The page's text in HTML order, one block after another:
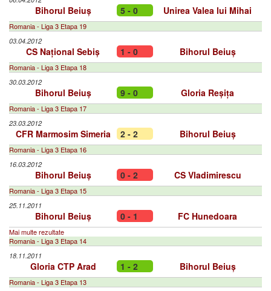
Bihorul Beiuș 5 - 0 Unirea Valea lui Mihai
Romania - Liga 3 Etapa 19
03.04.2012
CS Național Sebiș 1 - 0 Bihorul Beiuș
Romania - Liga 3 Etapa 18
30.03.2012
Bihorul Beiuș 9 - 0 Gloria Reșița
Romania - Liga 3 Etapa 17
23.03.2012
CFR Marmosim Simeria 2 - 2 Bihorul Beiuș
Romania - Liga 3 Etapa 16
16.03.2012
Bihorul Beiuș 0 - 2 CS Vladimirescu
Romania - Liga 3 Etapa 15
25.11.2011
Bihorul Beiuș 0 - 1 FC Hunedoara
Mai multe rezultate
Romania - Liga 3 Etapa 14
18.11.2011
Gloria CTP Arad 1 - 2 Bihorul Beiuș
Romania - Liga 3 Etapa 13